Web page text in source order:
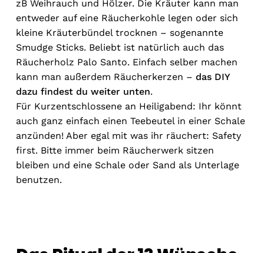
zB Weihrauch und Hölzer. Die Kräuter kann man
entweder auf eine Räucherkohle legen oder sich
kleine Kräuterbündel trocknen – sogenannte
Smudge Sticks. Beliebt ist natürlich auch das
Räucherholz Palo Santo. Einfach selber machen
kann man außerdem Räucherkerzen – das DIY
dazu findest du weiter unten.
Für Kurzentschlossene an Heiligabend: Ihr könnt
auch ganz einfach einen Teebeutel in einer Schale
anzünden! Aber egal mit was ihr räuchert: Safety
first. Bitte immer beim Räucherwerk sitzen
bleiben und eine Schale oder Sand als Unterlage
benutzen.